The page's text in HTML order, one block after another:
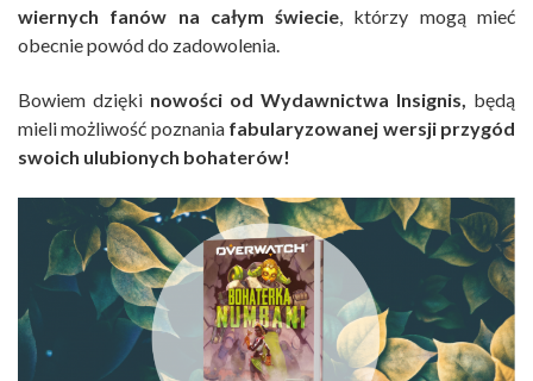
wiernych fanów na całym świecie, którzy mogą mieć
obecnie powód do zadowolenia.
Bowiem dzięki nowości od Wydawnictwa Insignis, będą
mieli możliwość poznania fabularyzowanej wersji przygód
swoich ulubionych bohaterów!